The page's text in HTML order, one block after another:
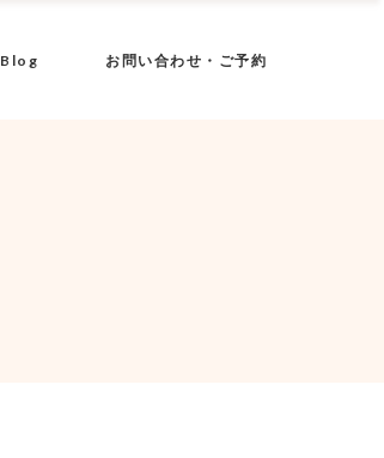
Blog お問い合わせ・ご予約